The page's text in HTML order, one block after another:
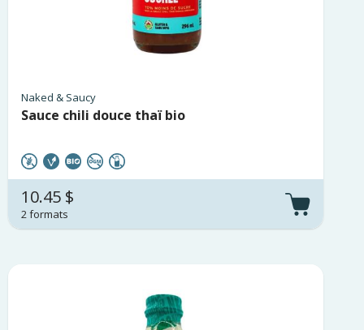
Naked & Saucy
Sauce chili douce thaï bio
10.45 $
2 formats